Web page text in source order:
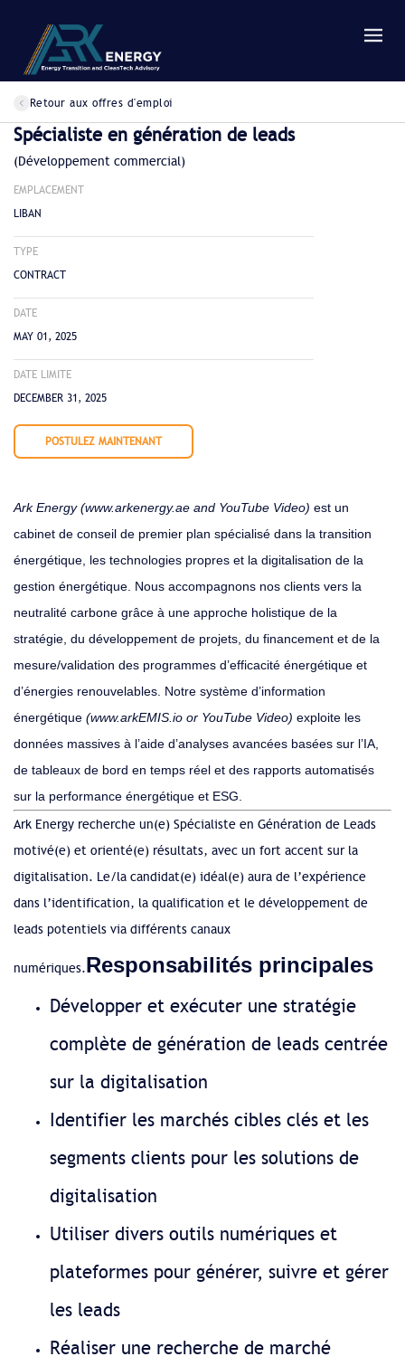
Retour aux offres d'emploi
Spécialiste en génération de leads
(Développement commercial)
EMPLACEMENT
LIBAN
TYPE
CONTRACT
DATE
MAY 01, 2025
DATE LIMITE
DECEMBER 31, 2025
POSTULEZ MAINTENANT
Ark Energy (www.arkenergy.ae and YouTube Video) est un
cabinet de conseil de premier plan spécialisé dans la transition
énergétique, les technologies propres et la digitalisation de la
gestion énergétique. Nous accompagnons nos clients vers la
neutralité carbone grâce à une approche holistique de la
stratégie, du développement de projets, du financement et de la
mesure/validation des programmes d’efficacité énergétique et
d’énergies renouvelables. Notre système d’information
énergétique (www.arkEMIS.io or YouTube Video) exploite les
données massives à l’aide d’analyses avancées basées sur l’IA,
de tableaux de bord en temps réel et des rapports automatisés
sur la performance énergétique et ESG.
Ark Energy recherche un(e) Spécialiste en Génération de Leads
motivé(e) et orienté(e) résultats, avec un fort accent sur la
digitalisation. Le/la candidat(e) idéal(e) aura de l’expérience
dans l’identification, la qualification et le développement de
leads potentiels via différents canaux
numériques.Responsabilités principales
Développer et exécuter une stratégie
complète de génération de leads centrée
sur la digitalisation
Identifier les marchés cibles clés et les
segments clients pour les solutions de
digitalisation
Utiliser divers outils numériques et
plateformes pour générer, suivre et gérer
les leads
Réaliser une recherche de marché